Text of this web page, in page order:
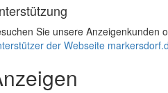
Sie unsere Anzeigenkunden
der Webseite